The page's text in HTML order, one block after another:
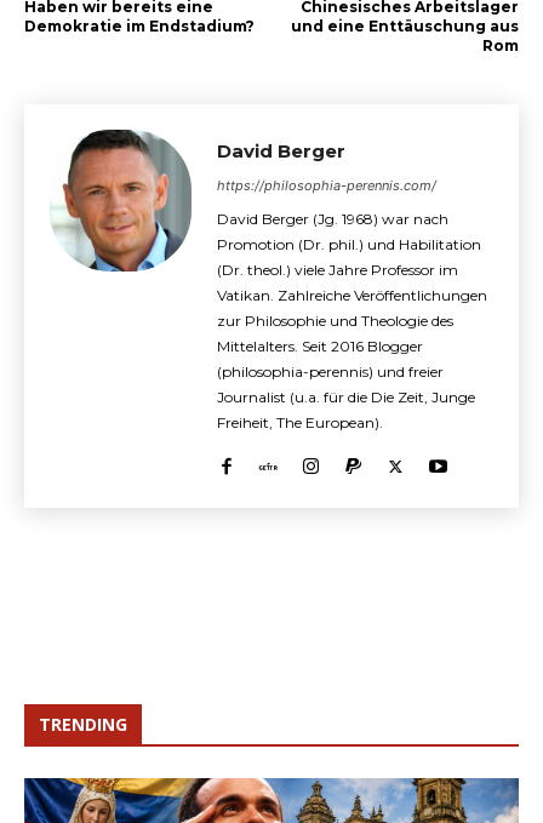
Haben wir bereits eine
Demokratie im Endstadium?
Chinesisches Arbeitslager
und eine Enttäuschung aus
Rom
David Berger
https://philosophia-perennis.com/
David Berger (Jg. 1968) war nach
Promotion (Dr. phil.) und Habilitation
(Dr. theol.) viele Jahre Professor im
Vatikan. Zahlreiche Veröffentlichungen
zur Philosophie und Theologie des
Mittelalters. Seit 2016 Blogger
(philosophia-perennis) und freier
Journalist (u.a. für die Die Zeit, Junge
Freiheit, The European).
TRENDING